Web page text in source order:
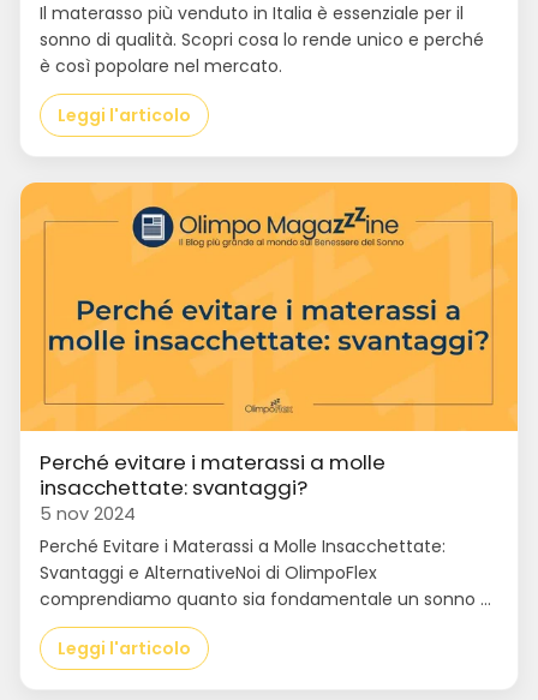
Il materasso più venduto in Italia è essenziale per il
sonno di qualità. Scopri cosa lo rende unico e perché
è così popolare nel mercato.
Leggi l'articolo
Perché evitare i materassi a molle
insacchettate: svantaggi?
5 nov 2024
Perché Evitare i Materassi a Molle Insacchettate:
Svantaggi e AlternativeNoi di OlimpoFlex
comprendiamo quanto sia fondamentale un sonno ...
Leggi l'articolo